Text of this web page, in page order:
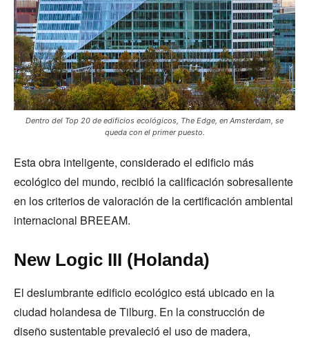
Dentro del Top 20 de edificios ecológicos, The Edge, en Amsterdam, se
queda con el primer puesto.
Esta obra inteligente, considerado el edificio más
ecológico del mundo, recibió la calificación sobresaliente
en los criterios de valoración de la certificación ambiental
internacional BREEAM.
New Logic III (Holanda)
El deslumbrante edificio ecológico está ubicado en la
ciudad holandesa de Tilburg. En la construcción de
diseño sustentable prevaleció el uso de madera,